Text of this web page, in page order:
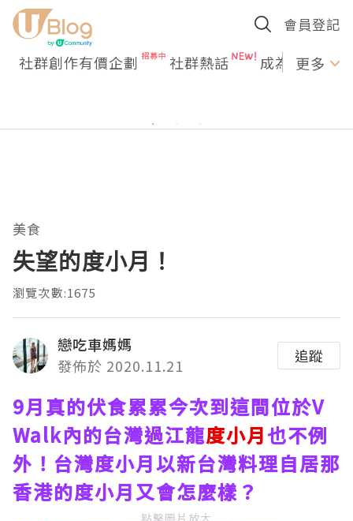
會員登記
社群創作有價企劃 社群熱話 成為U更多
美食
失望的度小月！
瀏覽次數:1675
戀吃車媽媽
發佈於 2020.11.21
追蹤
9月真的伏食累累今次到這間位於V
Walk內的台灣過江龍度小月也不例
外！台灣度小月以新台灣料理自居那
香港的度小月又會怎麼樣？
點擊圖片放大